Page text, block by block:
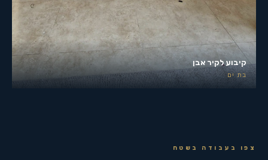
קיבוע לקיר אבן
בת ים
צפו בעבודה בשטח